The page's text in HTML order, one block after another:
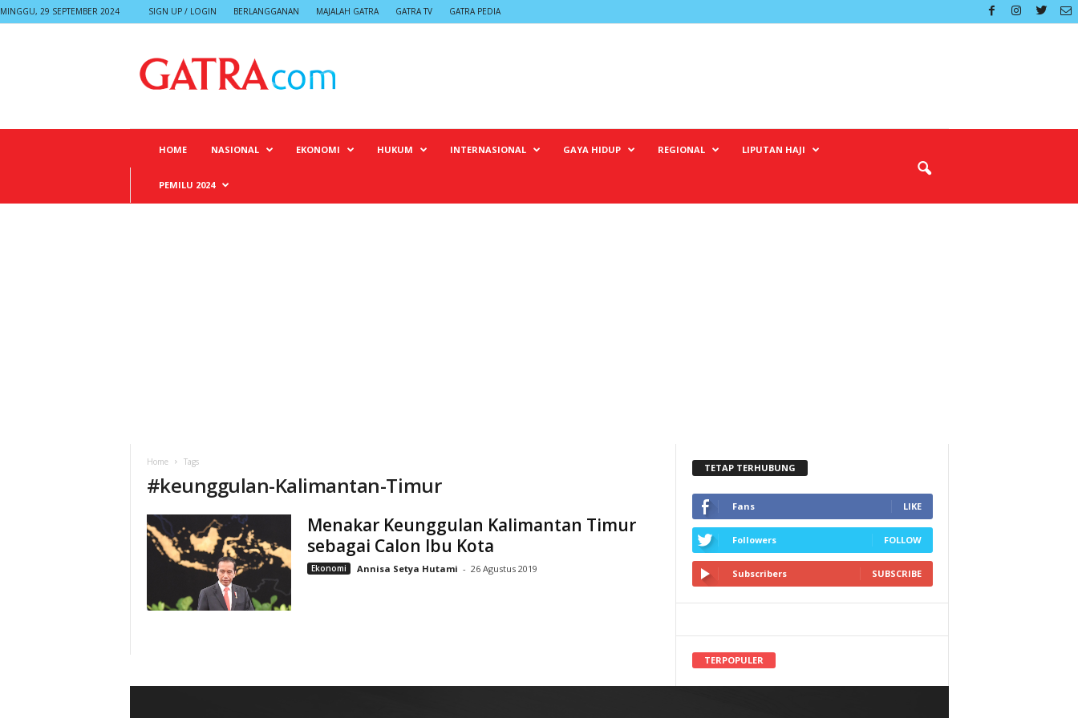
MINGGU, 29 SEPTEMBER 2024 SIGN UP / LOGIN BERLANGGANAN MAJALAH GATRA GATRA TV GATRA PEDIA
HOME NASIONAL EKONOMI HUKUM INTERNASIONAL GAYA HIDUP REGIONAL LIPUTAN HAJI
PEMILU 2024
Home Tags
#keunggulan-Kalimantan-Timur
Menakar Keunggulan Kalimantan Timur
sebagai Calon Ibu Kota
Ekonomi Annisa Setya Hutami - 26 Agustus 2019
TETAP TERHUBUNG
Fans LIKE
Followers FOLLOW
Subscribers SUBSCRIBE
TERPOPULER